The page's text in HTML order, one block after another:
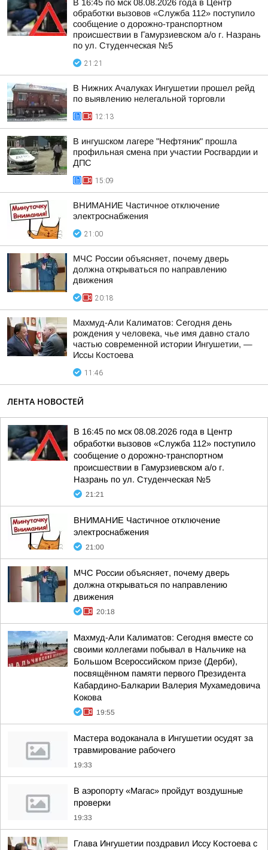
В 16:45 по мск 08.08.2026 года в Центр
обработки вызовов «Служба 112» поступило
сообщение о дорожно-транспортном
происшествии в Гамурзиевском а/о г. Назрань
по ул. Студенческая №5
21:21
В Нижних Ачалуках Ингушетии прошел рейд
по выявлению нелегальной торговли
12:13
В ингушском лагере "Нефтяник" прошла
профильная смена при участии Росгвардии и
ДПС
15:09
ВНИМАНИЕ Частичное отключение
электроснабжения
21:00
МЧС России объясняет, почему дверь
должна открываться по направлению
движения
20:18
Махмуд-Али Калиматов: Сегодня день
рождения у человека, чье имя давно стало
частью современной истории Ингушетии, —
Иссы Костоева
11:46
ЛЕНТА НОВОСТЕЙ
В 16:45 по мск 08.08.2026 года в Центр
обработки вызовов «Служба 112» поступило
сообщение о дорожно-транспортном
происшествии в Гамурзиевском а/о г.
Назрань по ул. Студенческая №5
21:21
ВНИМАНИЕ Частичное отключение
электроснабжения
21:00
МЧС России объясняет, почему дверь
должна открываться по направлению
движения
20:18
Махмуд-Али Калиматов: Сегодня вместе со
своими коллегами побывал в Нальчике на
Большом Всероссийском призе (Дерби),
посвящённом памяти первого Президента
Кабардино-Балкарии Валерия Мухамедовича
Кокова
19:55
Мастера водоканала в Ингушетии осудят за
травмирование рабочего
19:33
В аэропорту «Магас» пройдут воздушные
проверки
19:33
Глава Ингушетии поздравил Иссу Костоева с